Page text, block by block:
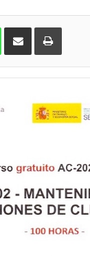
WhatsAppCompartir por correo electrónicoImprimir